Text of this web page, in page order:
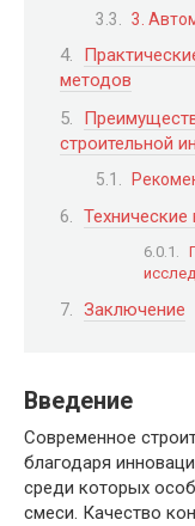
3.
методов
строительной
Заключение
Введение
Современное
благодаря
среди которых
смеси. Качество